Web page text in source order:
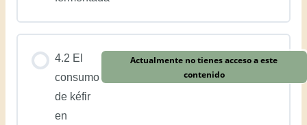
4.2 El
consumo
de kéfir
en
Actualmente no tienes acceso a este
contenido